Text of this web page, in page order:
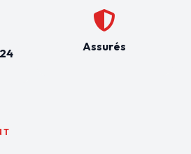
Assurés